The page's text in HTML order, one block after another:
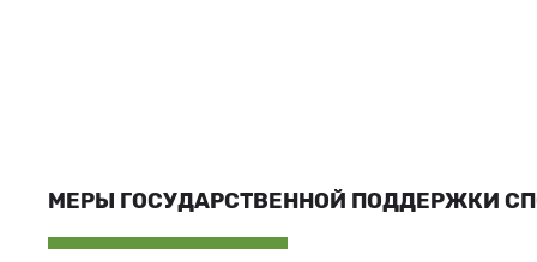
МЕРЫ ГОСУДАРСТВЕННОЙ ПОДДЕРЖКИ